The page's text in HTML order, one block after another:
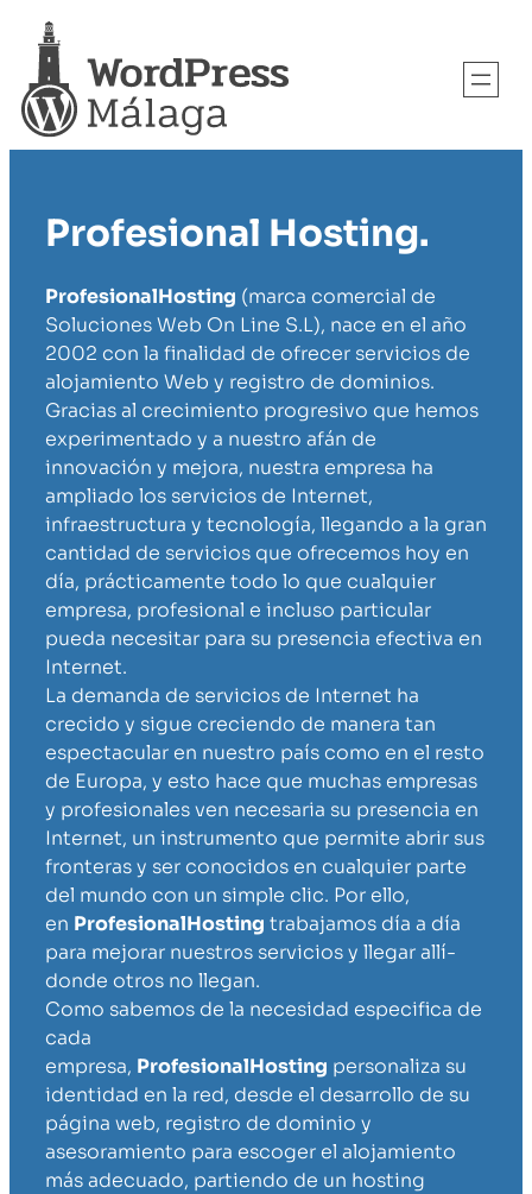
Profesional Hosting.
ProfesionalHosting (marca comercial de
Soluciones Web On Line S.L), nace en el año
2002 con la finalidad de ofrecer servicios de
alojamiento Web y registro de dominios.
Gracias al crecimiento progresivo que hemos
experimentado y a nuestro afán de
innovación y mejora, nuestra empresa ha
ampliado los servicios de Internet,
infraestructura y tecnología, llegando a la gran
cantidad de servicios que ofrecemos hoy en
día, prácticamente todo lo que cualquier
empresa, profesional e incluso particular
pueda necesitar para su presencia efectiva en
Internet.
La demanda de servicios de Internet ha
crecido y sigue creciendo de manera tan
espectacular en nuestro país como en el resto
de Europa, y esto hace que muchas empresas
y profesionales ven necesaria su presencia en
Internet, un instrumento que permite abrir sus
fronteras y ser conocidos en cualquier parte
del mundo con un simple clic. Por ello,
en ProfesionalHosting trabajamos dí­a a dí­a
para mejorar nuestros servicios y llegar allí­
donde otros no llegan.
Como sabemos de la necesidad especifica de
cada
empresa, ProfesionalHosting personaliza su
identidad en la red, desde el desarrollo de su
página web, registro de dominio y
asesoramiento para escoger el alojamiento
más adecuado, partiendo de un hosting